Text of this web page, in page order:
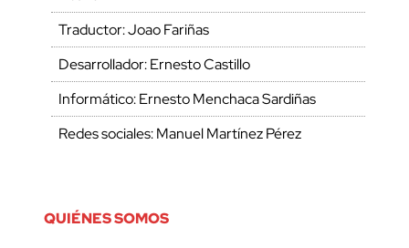
Traductor: Joao Fariñas
Desarrollador: Ernesto Castillo
Informático: Ernesto Menchaca Sardiñas
Redes sociales: Manuel Martínez Pérez
QUIÉNES SOMOS